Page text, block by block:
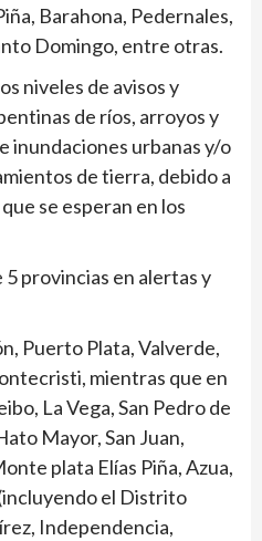
Barahona, Pedernales,
Domingo, entre otras.
niveles de avisos y
de ríos, arroyos y
inundaciones urbanas y/o
de tierra, debido a
se esperan en los
provincias en alertas y
Puerto Plata, Valverde,
mientras que en
La Vega, San Pedro de
Mayor, San Juan,
plata Elías Piña, Azua,
el Distrito
Independencia,